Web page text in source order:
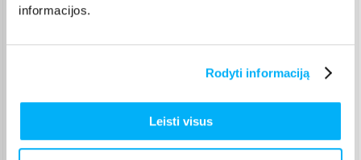
informacijos.
Rodyti informaciją
Leisti visus
Rugpjūtis 12d. - Rugpjūtis 17d.
Pristato ir šeštadienį